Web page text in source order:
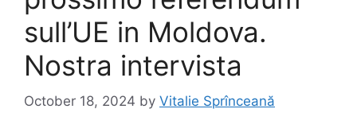
sull’UE in Moldova.
Nostra intervista
October 18, 2024 by Vitalie Sprînceană